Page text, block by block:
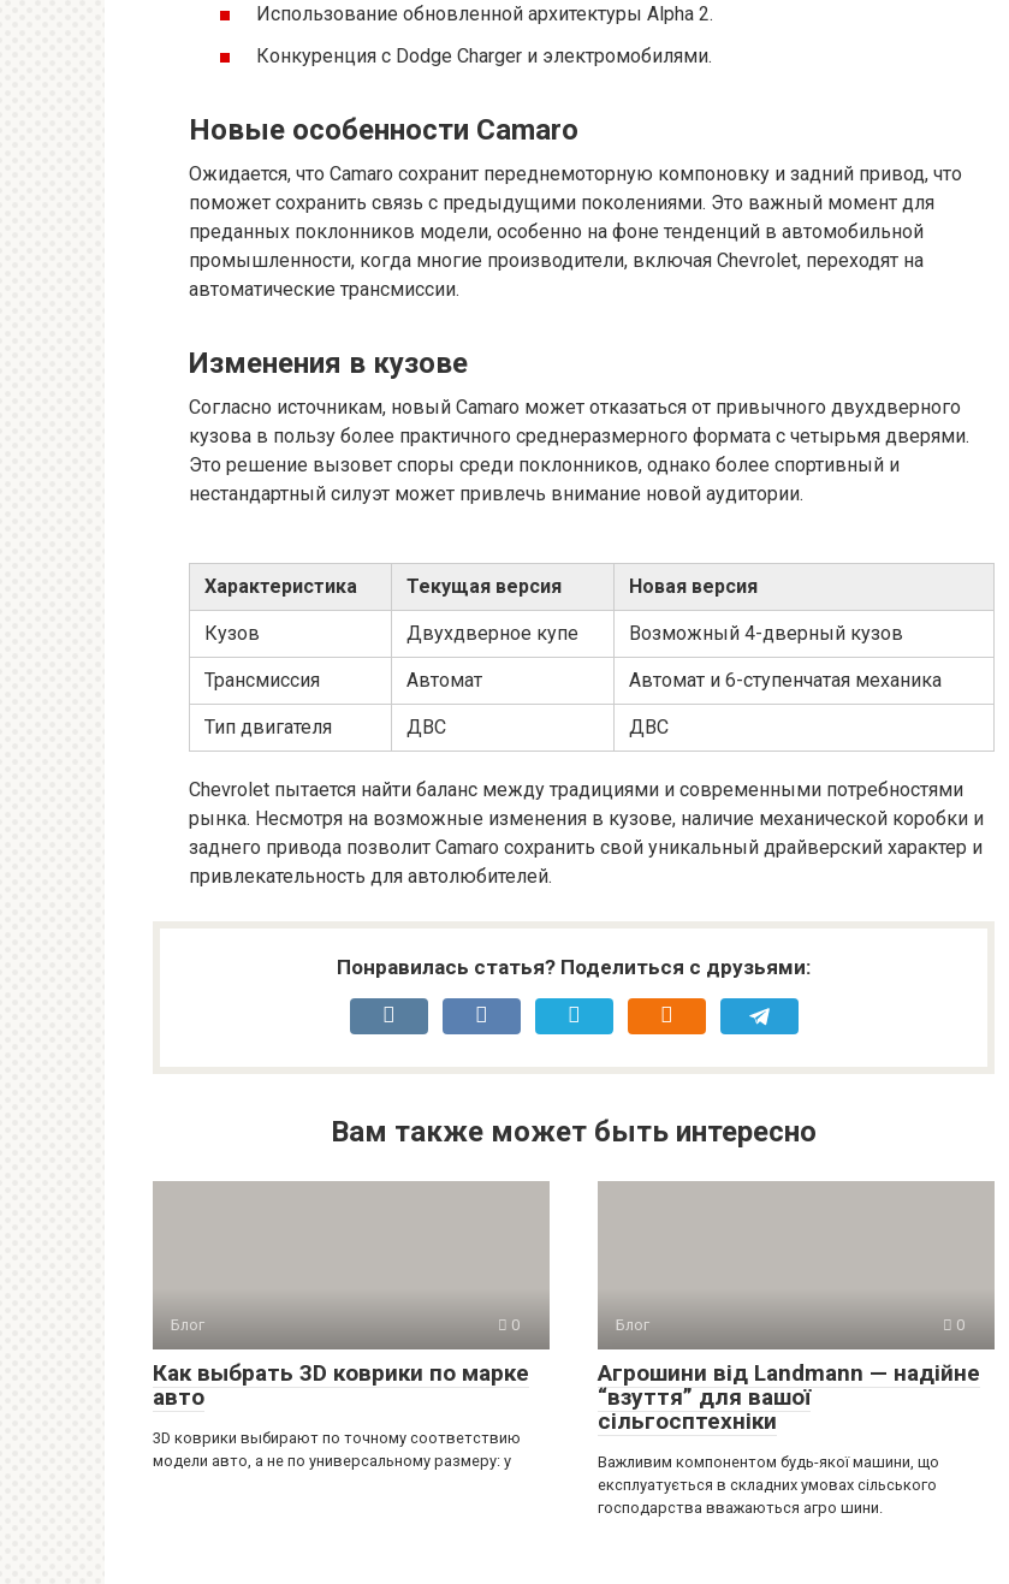
Использование обновленной архитектуры Alpha 2.
Конкуренция с Dodge Charger и электромобилями.
Новые особенности Camaro
Ожидается, что Camaro сохранит переднемоторную компоновку и задний привод, что
поможет сохранить связь с предыдущими поколениями. Это важный момент для
преданных поклонников модели, особенно на фоне тенденций в автомобильной
промышленности, когда многие производители, включая Chevrolet, переходят на
автоматические трансмиссии.
Изменения в кузове
Согласно источникам, новый Camaro может отказаться от привычного двухдверного
кузова в пользу более практичного среднеразмерного формата с четырьмя дверями.
Это решение вызовет споры среди поклонников, однако более спортивный и
нестандартный силуэт может привлечь внимание новой аудитории.
Характеристика Текущая версия Новая версия
Кузов Двухдверное купе Возможный 4-дверный кузов
Трансмиссия Автомат Автомат и 6-ступенчатая механика
Тип двигателя ДВС ДВС
Chevrolet пытается найти баланс между традициями и современными потребностями
рынка. Несмотря на возможные изменения в кузове, наличие механической коробки и
заднего привода позволит Camaro сохранить свой уникальный драйверский характер и
привлекательность для автолюбителей.
Понравилась статья? Поделиться с друзьями:
Вам также может быть интересно
Блог 0
Как выбрать 3D коврики по марке
авто
3D коврики выбирают по точному соответствию
модели авто, а не по универсальному размеру: у
Блог 0
Агрошини від Landmann — надійне
“взуття” для вашої
сільгосптехніки
Важливим компонентом будь-якої машини, що
експлуатується в складних умовах сільського
господарства вважаються агро шини.